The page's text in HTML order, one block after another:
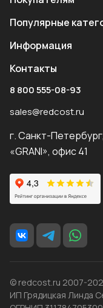
Популярные
Информация
Контакты
8 800 555-08-93
sales@redcost.ru
г. Санкт-
«GRANI», офис 41
© redcost.ru 2007-
ИП Грядицкая Линда